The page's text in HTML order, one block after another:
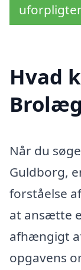
Hvad
Når du
Guldborg,
forståelse
at ansætte
afhængigt
opgavens